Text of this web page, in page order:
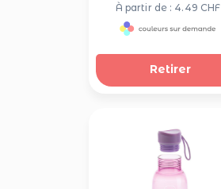
À partir de : 4.49 CHF
Retirer